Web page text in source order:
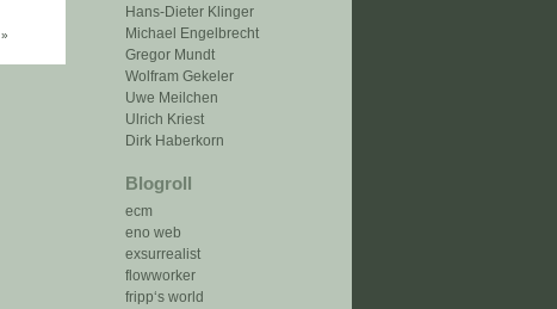
Hans-Dieter Klinger
Michael Engelbrecht
Gregor Mundt
Wolfram Gekeler
Uwe Meilchen
Ulrich Kriest
Dirk Haberkorn
Blogroll
ecm
eno web
exsurrealist
flowworker
fripp‘s world
»